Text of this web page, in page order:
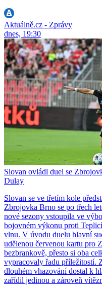
Aktuálně.cz - Zprávy
dnes, 19:30
Slovan ovládl duel se
Dulay
Slovan se ve třetím kole
Zbrojovka Brno se po třech
nové sezony vstoupila ve
bojovném výkonu proti
vlnu. V úvodu duelu hlavní
udělenou červenou kartu pro
bezbrankově, přesto si oba
vypracovaly řadu příležitostí.
dlouhém vhazování dostal k
zařídil jedinou a zároveň